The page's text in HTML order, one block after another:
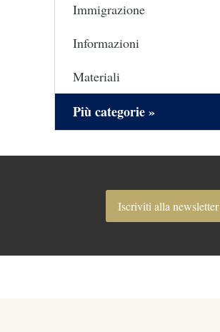
Immigrazione
Informazioni
Materiali
Più categorie »
Iscriviti alla newsletter